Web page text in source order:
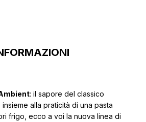
: il sapore del classico
alla praticità di una pasta
frigo, ecco a voi la nuova linea di